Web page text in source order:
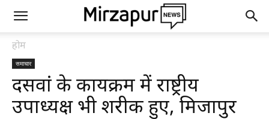
होम
समाचार
दसवां के कार्यक्रम में राष्ट्रीय
उपाध्यक्ष भी शरीक हुए, मिर्जापुर